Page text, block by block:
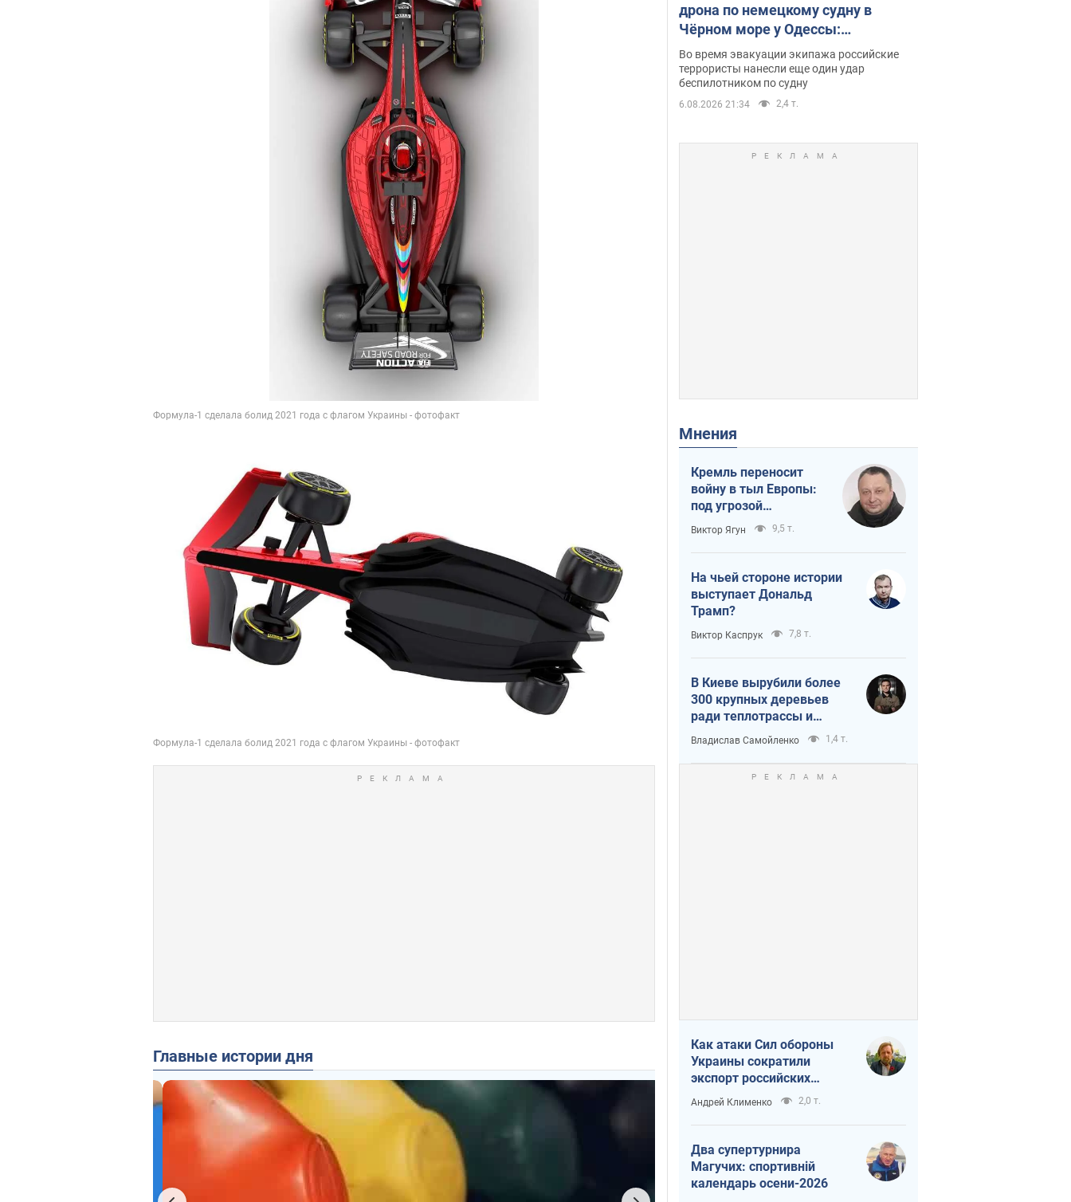
Главные истории дня
дрона по немецкому судну в
Чёрном море у Одессы:
подробности
Во время эвакуации экипажа российские
террористы нанесли еще один удар
беспилотником по судну
6.08.2026 21:34 2,4 т.
Мнения
Кремль переносит
войну в тыл Европы:
под угрозой
критическая
логистика
Виктор Ягун 9,5 т.
На чьей стороне истории
выступает Дональд
Трамп?
Виктор Каспрук 7,8 т.
В Киеве вырубили более
300 крупных деревьев
ради теплотрассы и
вопреки Генплану
Владислав Самойленко 1,4 т.
Как атаки Сил обороны
Украины сократили
экспорт российских
нефтепродуктов
Андрей Клименко 2,0 т.
Два супертурнира
Магучих: спортивній
календарь осени-2026